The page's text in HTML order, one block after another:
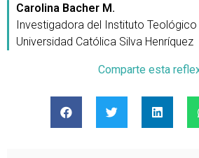
Carolina Bacher M.
Investigadora del Instituto
Universidad Católica Silva Henríquez
Comparte esta